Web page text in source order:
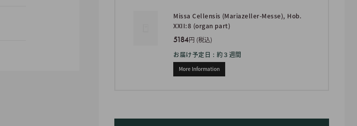
Missa Cellensis (Mariazeller-Messe), Hob.
XXII:8 (organ part)
5184円 (税込)
お届け予定日 : 約３週間
More Information